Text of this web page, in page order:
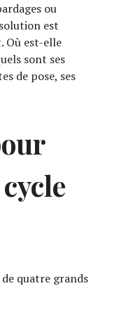
ou
est
Où est-elle
sont ses
de pose, ses
quatre grands